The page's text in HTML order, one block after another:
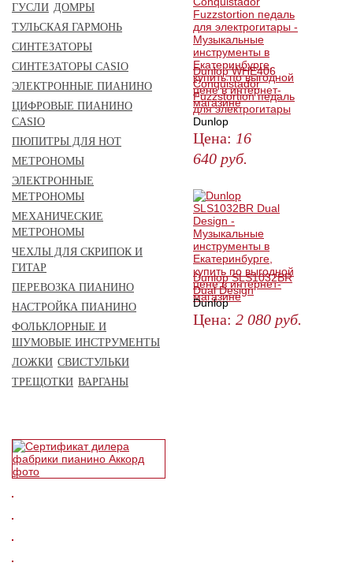
Dunlop WHE406
Conquistador
Fuzzstortion педаль
для электрогитары
Dunlop
Цена: 16
640 руб.
Dunlop SLS1032BR
Dual Design
Dunlop
Цена: 2 080 руб.
ГУСЛИ ДОМРЫ
ТУЛЬСКАЯ ГАРМОНЬ
СИНТЕЗАТОРЫ
СИНТЕЗАТОРЫ CASIO
ЭЛЕКТРОННЫЕ ПИАНИНО
ЦИФРОВЫЕ ПИАНИНО
CASIO
ПЮПИТРЫ ДЛЯ НОТ
МЕТРОНОМЫ
ЭЛЕКТРОННЫЕ
МЕТРОНОМЫ
МЕХАНИЧЕСКИЕ
МЕТРОНОМЫ
ЧЕХЛЫ ДЛЯ СКРИПОК И
ГИТАР
ПЕРЕВОЗКА ПИАНИНО
НАСТРОЙКА ПИАНИНО
ФОЛЬКЛОРНЫЕ И
ШУМОВЫЕ ИНСТРУМЕНТЫ
ЛОЖКИ СВИСТУЛЬКИ
ТРЕЩОТКИ ВАРГАНЫ